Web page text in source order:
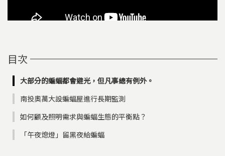
目次
大部分的蝙蝠都會避光，但凡事總有例外。
南投奧萬大設蝙蝠屋進行長期監測
如何顧及照明需求與蝙蝠生態的平衡點？
「午夜熄燈」留黑夜給蝙蝠